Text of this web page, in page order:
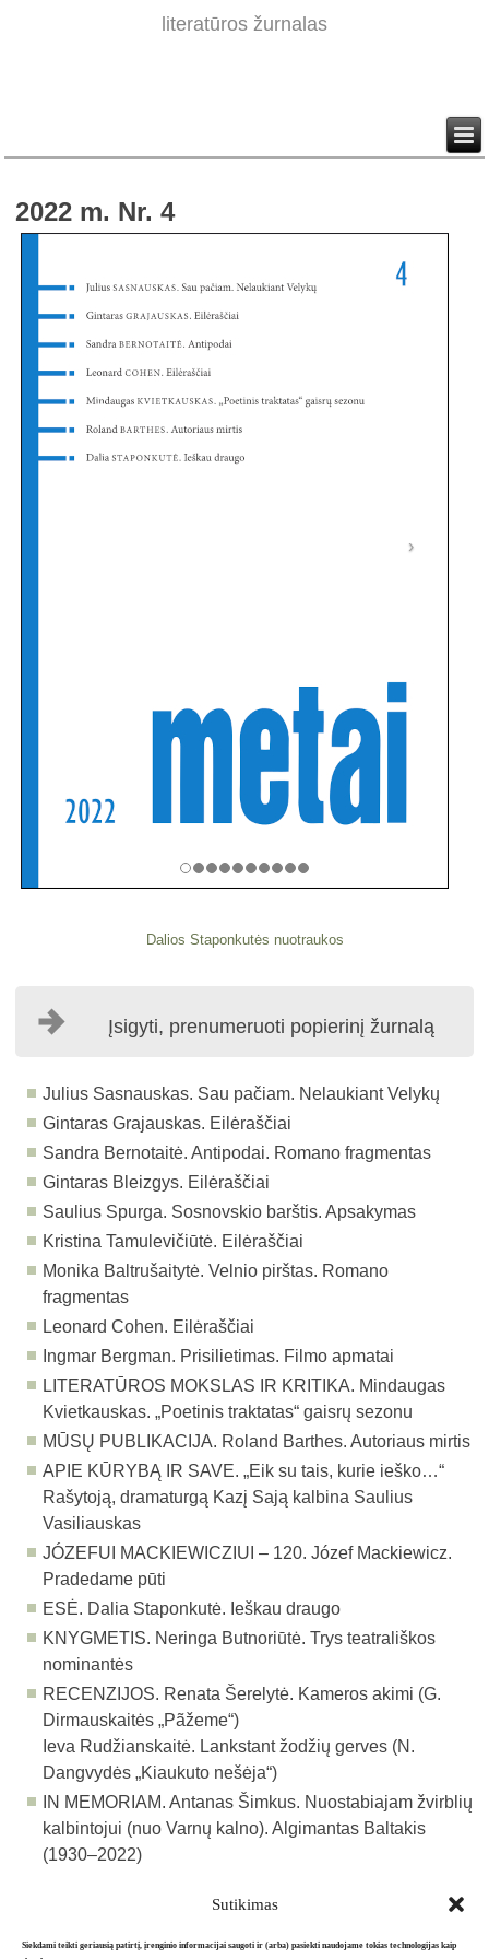
Sutikimas
Siekdami teikti geriausią patirtį, įrenginio informacijai saugoti ir (arba) pasiekti naudojame tokias technologijas kaip
literatūros žurnalas
2022 m. Nr. 4
Dalios Staponkutės nuotraukos
Įsigyti, prenumeruoti popierinį žurnalą
Julius Sasnauskas. Sau pačiam. Nelaukiant Velykų
Gintaras Grajauskas. Eilėraščiai
Sandra Bernotaitė. Antipodai. Romano fragmentas
Gintaras Bleizgys. Eilėraščiai
Saulius Spurga. Sosnovskio barštis. Apsakymas
Kristina Tamulevičiūtė. Eilėraščiai
Monika Baltrušaitytė. Velnio pirštas. Romano
fragmentas
Leonard Cohen. Eilėraščiai
Ingmar Bergman. Prisilietimas. Filmo apmatai
LITERATŪROS MOKSLAS IR KRITIKA. Mindaugas
Kvietkauskas. „Poetinis traktatas“ gaisrų sezonu
MŪSŲ PUBLIKACIJA. Roland Barthes. Autoriaus mirtis
APIE KŪRYBĄ IR SAVE. „Eik su tais, kurie ieško…“
Rašytoją, dramaturgą Kazį Sają kalbina Saulius
Vasiliauskas
JÓZEFUI MACKIEWICZIUI – 120. Józef Mackiewicz.
Pradedame pūti
ESĖ. Dalia Staponkutė. Ieškau draugo
KNYGMETIS. Neringa Butnoriūtė. Trys teatrališkos
nominantės
RECENZIJOS. Renata Šerelytė. Kameros akimi (G.
Dirmauskaitės „Pãžeme“)
Ieva Rudžianskaitė. Lankstant žodžių gerves (N.
Dangvydės „Kiaukuto nešėja“)
IN MEMORIAM. Antanas Šimkus. Nuostabiajam žvirblių
kalbintojui (nuo Varnų kalno). Algimantas Baltakis
(1930–2022)